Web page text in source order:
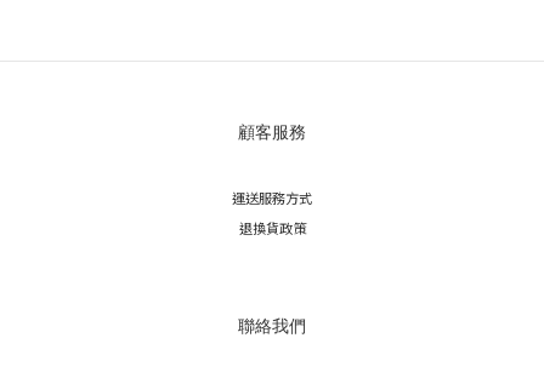
顧客服務
運送服務方式
退換貨政策
聯絡我們